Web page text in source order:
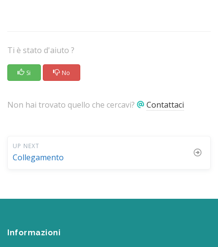
Ti è stato d'aiuto ?
Si No
Non hai trovato quello che cercavi? Contattaci
UP NEXT
Collegamento
Informazioni